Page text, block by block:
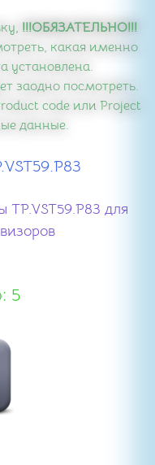
!!!ОБЯЗАТЕЛЬНО!!!
какая именно
установлена.
заодно посмотреть.
code или Project
данные.
для
5